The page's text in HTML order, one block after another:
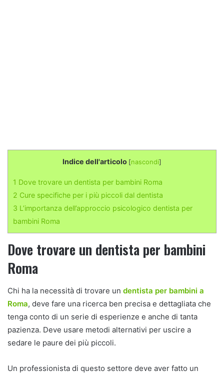
Indice dell'articolo [nascondi]
1 Dove trovare un dentista per bambini Roma
2 Cure specifiche per i più piccoli dal dentista
3 L’importanza dell’approccio psicologico dentista per
bambini Roma
Dove trovare un dentista per bambini
Roma
Chi ha la necessità di trovare un dentista per bambini a
Roma, deve fare una ricerca ben precisa e dettagliata che
tenga conto di un serie di esperienze e anche di tanta
pazienza. Deve usare metodi alternativi per uscire a
sedare le paure dei più piccoli.
Un professionista di questo settore deve aver fatto un